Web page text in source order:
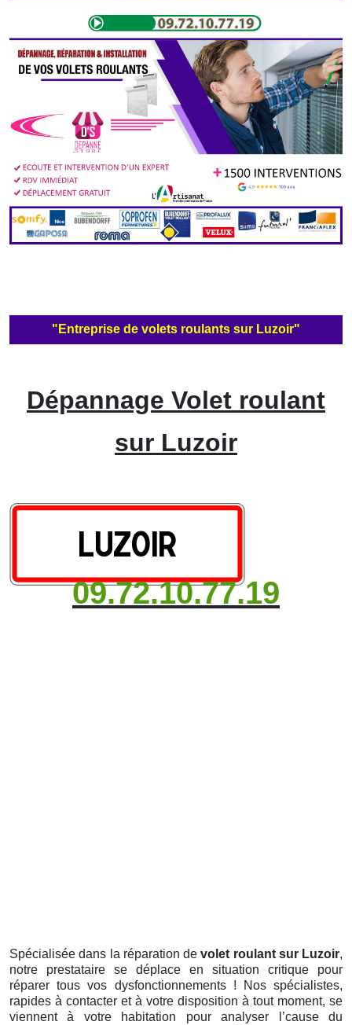
"Entreprise de volets roulants sur Luzoir"
Dépannage Volet roulant
sur Luzoir
09.72.10.77.19
Spécialisée dans la réparation devolet roulant sur Luzoir,
notre prestataire se déplace en situation critique pour
réparer tous vos dysfonctionnements ! Nos spécialistes,
rapides à contacter et à votre disposition à tout moment, se
viennent à votre habitation pour analyser l’cause du